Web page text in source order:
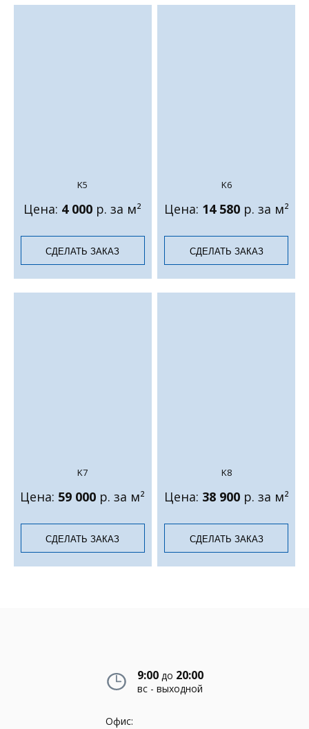
K5
Цена: 4 000 р. за м²
СДЕЛАТЬ ЗАКАЗ
K6
Цена: 14 580р. за м²
СДЕЛАТЬ ЗАКАЗ
K7
Цена: 59 000 р. за м²
СДЕЛАТЬ ЗАКАЗ
K8
Цена: 38 900р. за м²
СДЕЛАТЬ ЗАКАЗ
9:00до 20:00
вс - выходной
Офис: